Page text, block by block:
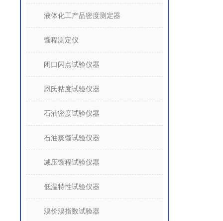
液体化工产品密度测定器
馏程测定仪
闭口闪点试验仪器
恩氏粘度试验仪器
石油密度试验仪器
石油蒸馏试验仪器
减压馏程试验仪器
低温特性试验仪器
溴价溴指数试验器